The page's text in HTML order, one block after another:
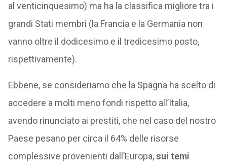
al venticinquesimo) ma ha la classifica migliore tra i
grandi Stati membri (la Francia e la Germania non
vanno oltre il dodicesimo e il tredicesimo posto,
rispettivamente).
Ebbene, se consideriamo che la Spagna ha scelto di
accedere a molti meno fondi rispetto all’Italia,
avendo rinunciato ai prestiti, che nel caso del nostro
Paese pesano per circa il 64% delle risorse
complessive provenienti dall’Europa,sui temi